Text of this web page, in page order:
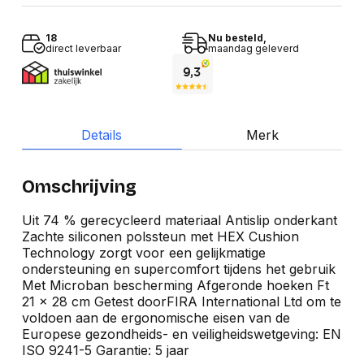
18
direct leverbaar
Nu besteld,
maandag geleverd
Details Merk
Omschrijving
Uit 74 % gerecycleerd materiaal Antislip onderkant
Zachte siliconen polssteun met HEX Cushion
Technology zorgt voor een gelijkmatige
ondersteuning en supercomfort tijdens het gebruik
Met Microban bescherming Afgeronde hoeken Ft
21 x 28 cm Getest doorFIRA International Ltd om te
voldoen aan de ergonomische eisen van de
Europese gezondheids- en veiligheidswetgeving: EN
ISO 9241-5 Garantie: 5 jaar